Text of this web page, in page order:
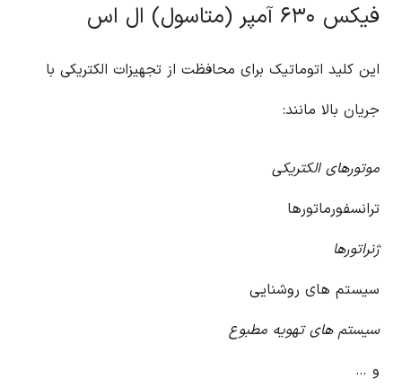
فیکس ۶۳۰ آمپر (متاسول) ال اس
این کلید اتوماتیک برای محافظت از تجهیزات الکتریکی با
جریان بالا مانند:
موتورهای الکتریکی
ترانسفورماتورها
ژنراتورها
سیستم های روشنایی
سیستم های تهویه مطبوع
و …